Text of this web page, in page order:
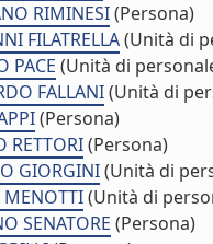
RIMINESI(Persona)
FILATRELLA(Unità di
PACE (Unità di
FALLANI(Unità di
(Persona)
RETTORI(Persona)
GIORGINI(Unità di
MENOTTI(Unità di
SENATORE (Persona)